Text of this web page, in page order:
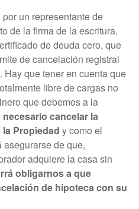
un representante de
de la firma de la escritura.
de deuda cero, que
de cancelación registral
que tener en cuenta que
libre de cargas no
que debemos a la
cancelar la
Propiedad y como el
de que,
adquiere la casa sin
obligarnos a que
de hipoteca con su